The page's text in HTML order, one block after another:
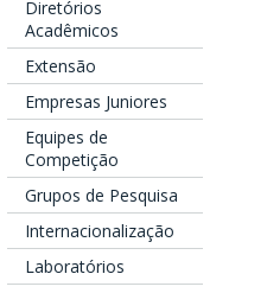
Diretórios
Acadêmicos
Extensão
Empresas Juniores
Equipes de
Competição
Grupos de Pesquisa
Internacionalização
Laboratórios